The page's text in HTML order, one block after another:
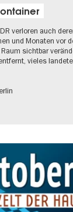
verloren auch
und Monaten vor
sichtbar
vieles